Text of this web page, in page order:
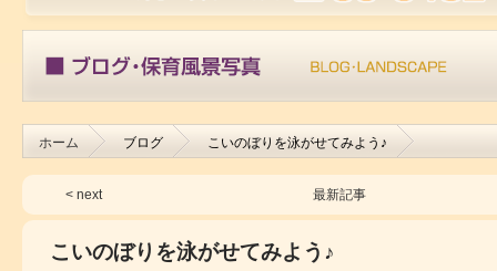
ホーム ブログ こいのぼりを泳がせてみよう♪
< next 最新記事
こいのぼりを泳がせてみよう♪